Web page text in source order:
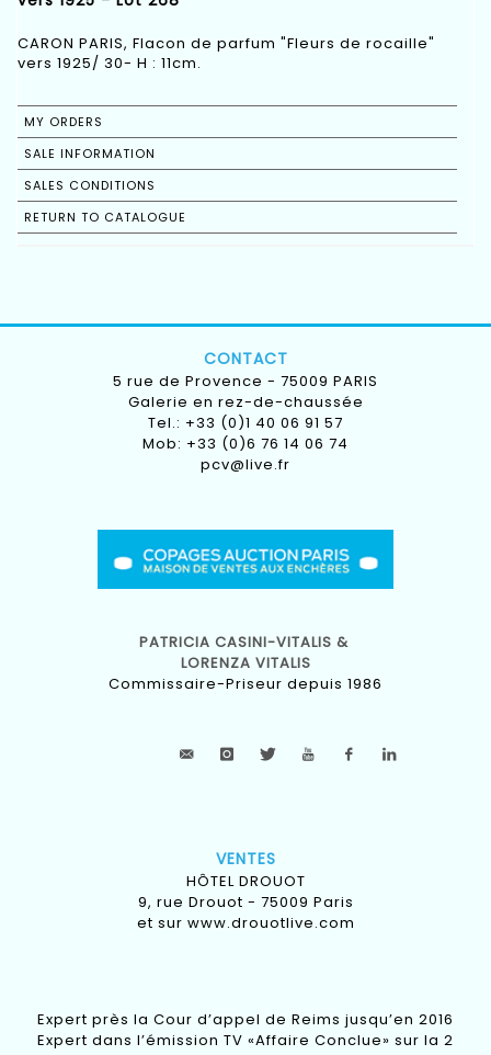
CARON PARIS, Flacon de parfum "Fleurs de rocaille"
vers 1925/ 30- H : 11cm.
MY ORDERS
SALE INFORMATION
SALES CONDITIONS
RETURN TO CATALOGUE
CONTACT
5 rue de Provence - 75009 PARIS
Galerie en rez-de-chaussée
Tel.: +33 (0)1 40 06 91 57
Mob: +33 (0)6 76 14 06 74
pcv@live.fr
PATRICIA CASINI-VITALIS &
LORENZA VITALIS
Commissaire-Priseur depuis 1986
VENTES
HÔTEL DROUOT
9, rue Drouot - 75009 Paris
et sur www.drouotlive.com
Expert près la Cour d’appel de Reims jusqu’en 2016
Expert dans l’émission TV «Affaire Conclue» sur la 2